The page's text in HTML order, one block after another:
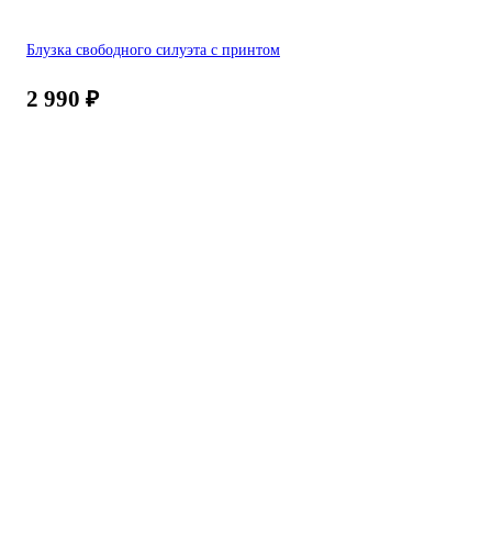
Блузка свободного силуэта с принтом
2 990 ₽